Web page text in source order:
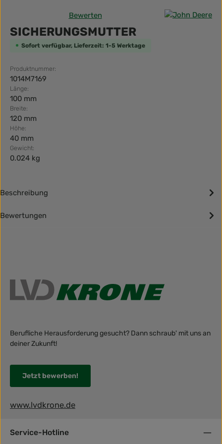
Durchschnittliche Bewertung von 0 von 5 Sternen
Bewerten
SICHERUNGSMUTTER
Sofort verfügbar, Lieferzeit: 1-5 Werktage
Produktnummer:
1014M7169
Länge:
100 mm
Breite:
120 mm
Höhe:
40 mm
Gewicht:
0.024 kg
Beschreibung
Bewertungen
Berufliche Herausforderung gesucht? Dann schraub' mit uns an
deiner Zukunft!
Jetzt bewerben!
www.lvdkrone.de
Service-Hotline